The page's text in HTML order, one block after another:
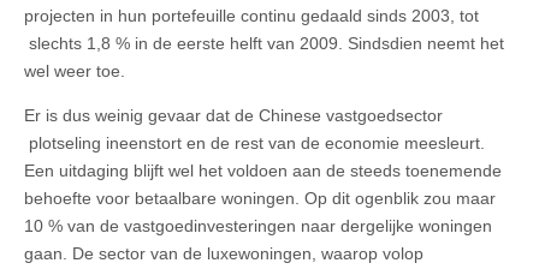
projecten in hun portefeuille continu gedaald sinds 2003, tot
slechts 1,8 % in de eerste helft van 2009. Sindsdien neemt het
wel weer toe.
Er is dus weinig gevaar dat de Chinese vastgoedsector
plotseling ineenstort en de rest van de economie meesleurt.
Een uitdaging blijft wel het voldoen aan de steeds toenemende
behoefte voor betaalbare woningen. Op dit ogenblik zou maar
10 % van de vastgoedinvesteringen naar dergelijke woningen
gaan. De sector van de luxewoningen, waarop volop